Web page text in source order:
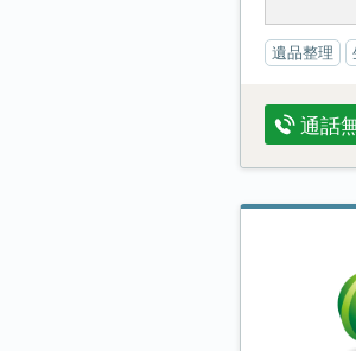
遺品整理
通話